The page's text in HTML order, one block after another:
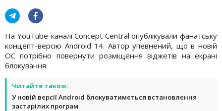
На YouTube-каналі Concept Central опублікували фанатську
концепт-версію Android 14. Автор упевнений, що в новій
ОС потрібно повернути розміщення віджетів на екрані
блокування.
Читайте також:
У новій версії Android блокуватиметься встановлення
застарілих програм